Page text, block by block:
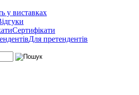
у виставках
Сертифікати
Для претендентів